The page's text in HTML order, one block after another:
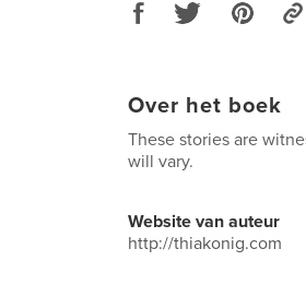
Over het boek
These stories are
will vary.
Website van auteur
http://thiakonig.com